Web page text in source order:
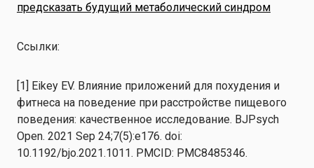
предсказать будущий метаболический синдром
Ссылки:
[1] Eikey EV. Влияние приложений для похудения и
фитнеса на поведение при расстройстве пищевого
поведения: качественное исследование. BJPsych
Open. 2021 Sep 24;7(5):e176. doi:
10.1192/bjo.2021.1011. PMCID: PMC8485346.